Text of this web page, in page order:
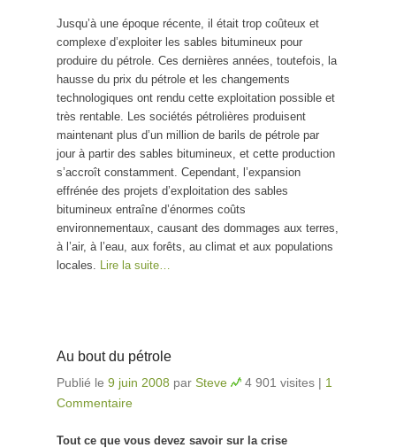
Jusqu’à une époque récente, il était trop coûteux et
complexe d’exploiter les sables bitumineux pour
produire du pétrole. Ces dernières années, toutefois, la
hausse du prix du pétrole et les changements
technologiques ont rendu cette exploitation possible et
très rentable. Les sociétés pétrolières produisent
maintenant plus d’un million de barils de pétrole par
jour à partir des sables bitumineux, et cette production
s’accroît constamment. Cependant, l’expansion
effrénée des projets d’exploitation des sables
bitumineux entraîne d’énormes coûts
environnementaux, causant des dommages aux terres,
à l’air, à l’eau, aux forêts, au climat et aux populations
locales. Lire la suite…
Au bout du pétrole
Publié le 9 juin 2008 par Steve 4 901 visites | 1
Commentaire
Tout ce que vous devez savoir sur la crise